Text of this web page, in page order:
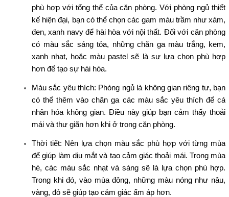
phù hợp với tổng thể của căn phòng. Với phòng ngủ thiết
kế hiện đại, bạn có thể chọn các gam màu trầm như xám,
đen, xanh navy để hài hòa với nội thất. Đối với căn phòng
có màu sắc sáng tỏa, những chăn ga màu trắng, kem,
xanh nhạt, hoặc màu pastel sẽ là sự lựa chọn phù hợp
hơn để tạo sự hài hòa.
Màu sắc yêu thích: Phòng ngủ là không gian riêng tư, bạn
có thể thêm vào chăn ga các màu sắc yêu thích để cá
nhân hóa không gian. Điều này giúp bạn cảm thấy thoải
mái và thư giãn hơn khi ở trong căn phòng.
Thời tiết: Nên lựa chọn màu sắc phù hợp với từng mùa
để giúp làm dịu mắt và tạo cảm giác thoải mái. Trong mùa
hè, các màu sắc nhạt và sáng sẽ là lựa chọn phù hợp.
Trong khi đó, vào mùa đông, những màu nóng như nâu,
vàng, đỏ sẽ giúp tạo cảm giác ấm áp hơn.